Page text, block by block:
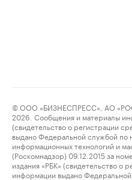
© ООО «БИЗНЕСПРЕСС», АО
2026. Сообщения и материалы
(свидетельство о регистрации
выдано Федеральной службой по
информационных технологий и
(Роскомнадзор) 09.12.2015 за
издания «РБК» (свидетельство о
информации выдано